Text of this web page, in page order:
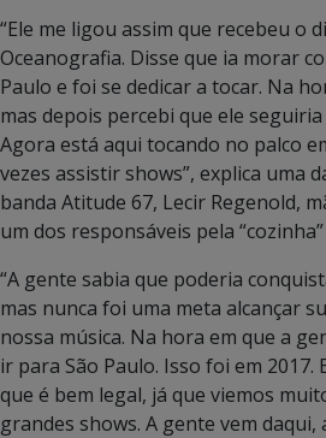
“Ele me ligou assim que recebeu o
Oceanografia. Disse que ia morar
Paulo e foi se dedicar a tocar. Na
mas depois percebi que ele
Agora está aqui tocando no palco
vezes assistir shows”, explica uma
banda Atitude 67, Lecir Regenold,
um dos responsáveis pela
“A gente sabia que poderia
mas nunca foi uma meta alcançar
nossa música. Na hora em que a
ir para São Paulo. Isso foi em 2017.
que é bem legal, já que viemos
grandes shows. A gente vem